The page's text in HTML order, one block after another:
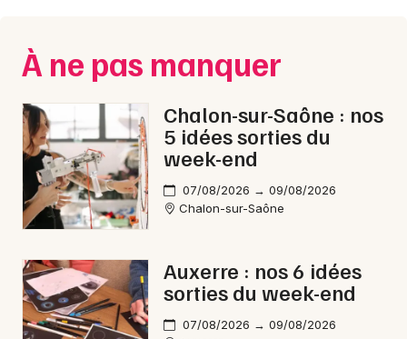
À ne pas manquer
Chalon-sur-Saône : nos
5 idées sorties du
week-end
07/08/2026 → 09/08/2026
Chalon-sur-Saône
Auxerre : nos 6 idées
sorties du week-end
07/08/2026 → 09/08/2026